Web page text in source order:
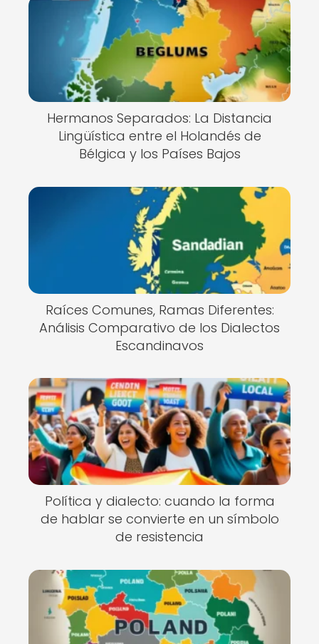
Hermanos Separados: La Distancia
Lingüística entre el Holandés de
Bélgica y los Países Bajos
Raíces Comunes, Ramas Diferentes:
Análisis Comparativo de los Dialectos
Escandinavos
Política y dialecto: cuando la forma
de hablar se convierte en un símbolo
de resistencia